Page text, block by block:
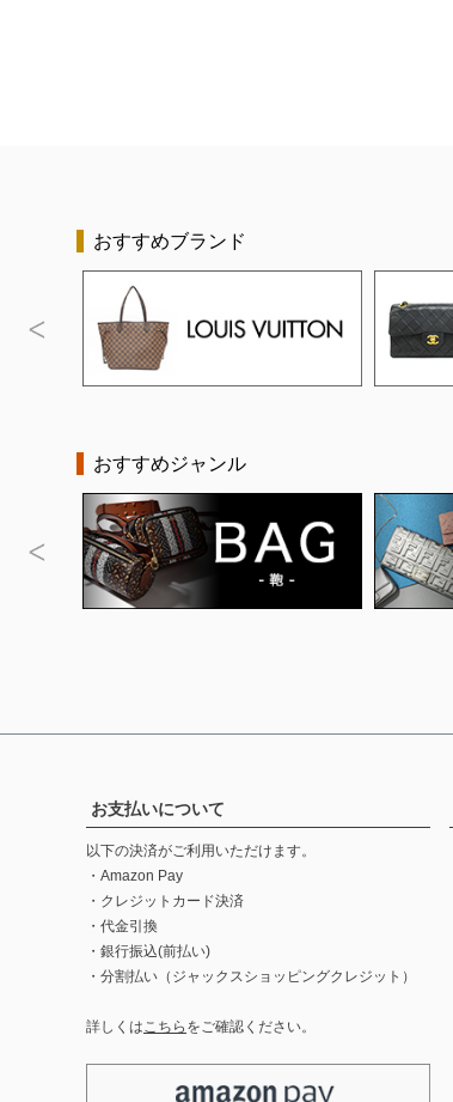
おすすめブランド
おすすめジャンル
お支払いについて
以下の決済がご利用いただけます。
・Amazon Pay
・クレジットカード決済
・代金引換
・銀行振込(前払い)
・分割払い（ジャックスショッピングクレジット）
詳しくはこちら をご確認ください。